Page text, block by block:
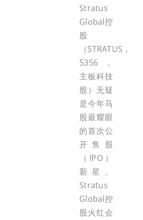
Stratus
Global控
股
（STRATUS，
5356，
主板科技
股）无疑
是今年马
股最耀眼
的首次公
开售股
（IPO）
新星。
Stratus
Global控
股火红会